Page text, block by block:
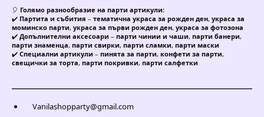
🎈 Голямо разнообразие на парти артикули:
✔️ Партита и събития – тематична украса за рожден ден, украса за
моминско парти, украса за първи рожден ден, украса за фотозона
✔️ Допълнителни аксесоари – парти чинии и чаши, парти банери,
парти знаменца, парти свирки, парти сламки, парти маски
✔️ Специални артикули – пинята за парти, конфети за парти,
свещички за торта, парти покривки, парти салфетки
Vanilashopparty@gmail.com